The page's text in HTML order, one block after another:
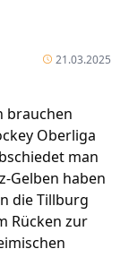
21.03.2025
brauchen
Oberliga
man
Gelben haben
die Tillburg
Rücken zur